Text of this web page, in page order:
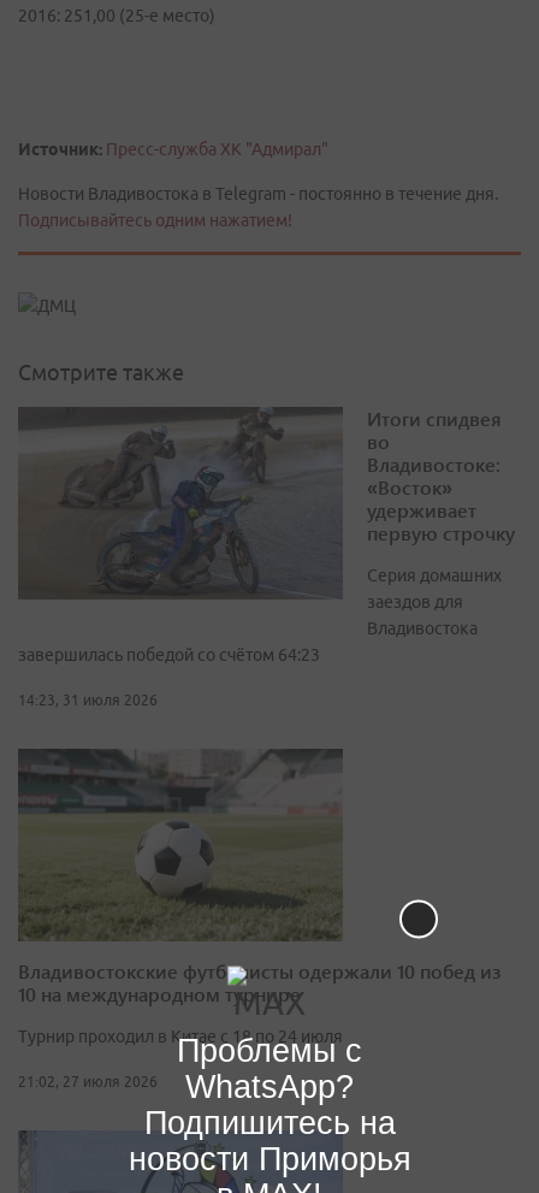
2016: 251,00 (25-е место)
Источник: Пресс-служба ХК "Адмирал"
Новости Владивостока в Telegram - постоянно в течение дня.
Подписывайтесь одним нажатием!
Смотрите также
Итоги спидвея
во
Владивостоке:
«Восток»
удерживает
первую строчку
Серия домашних
заездов для
Владивостока
завершилась победой со счётом 64:23
14:23, 31 июля 2026
Владивостокские футболисты одержали 10 побед из
10 на международном турнире
Турнир проходил в Китае с 18 по 24 июля
21:02, 27 июля 2026
Проблемы с
WhatsApp?
Подпишитесь на
новости Приморья